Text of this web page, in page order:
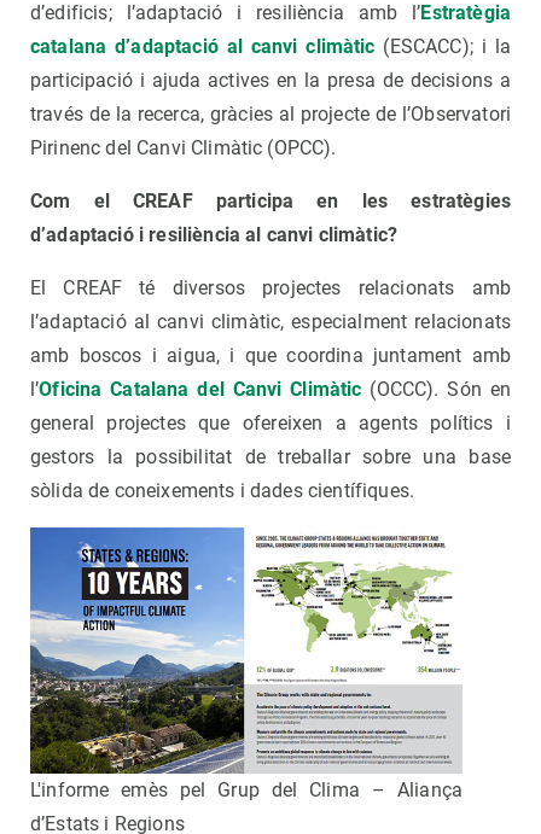
d’edificis; l’adaptació i resiliència amb l’Estratègia
catalana d’adaptació al canvi climàtic (ESCACC); i la
participació i ajuda actives en la presa de decisions a
través de la recerca, gràcies al projecte de l’Observatori
Pirinenc del Canvi Climàtic (OPCC).
Com el CREAF participa en les estratègies
d’adaptació i resiliència al canvi climàtic?
El CREAF té diversos projectes relacionats amb
l’adaptació al canvi climàtic, especialment relacionats
amb boscos i aigua, i que coordina juntament amb
l’Oficina Catalana del Canvi Climàtic (OCCC). Són en
general projectes que ofereixen a agents polítics i
gestors la possibilitat de treballar sobre una base
sòlida de coneixements i dades científiques.
L'informe emès pel Grup del Clima – Aliança
d’Estats i Regions